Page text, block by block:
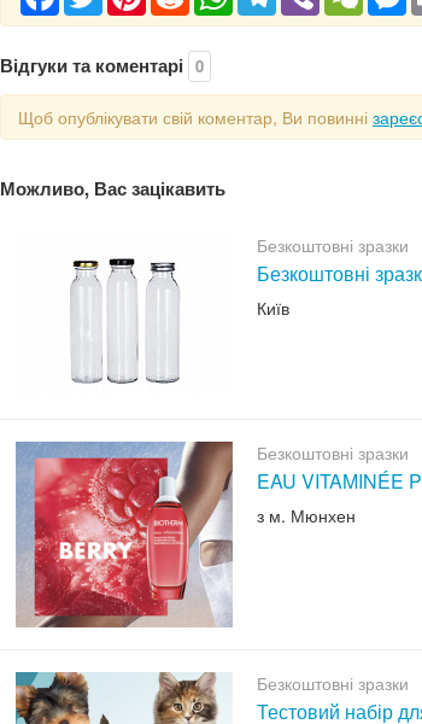
Відгуки та коментарі 0
Щоб опублікувати свій коментар, Ви повинні
Можливо, Вас зацікавить
Безкоштовні зразки
Безкоштовні
Київ
Безкоштовні зразки
EAU VITAMINÉE
з м. Мюнхен
Безкоштовні зразки
Тестовий набір